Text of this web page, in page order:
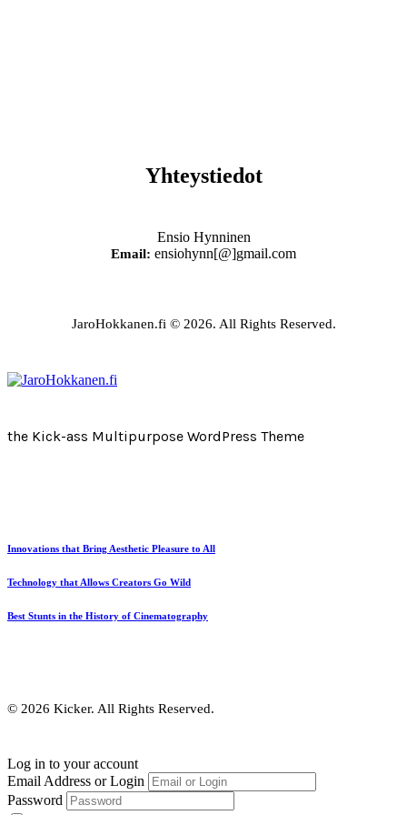
Yhteystiedot
Ensio Hynninen
Email: ensiohynn[@]gmail.com
JaroHokkanen.fi © 2026. All Rights Reserved.
the Kick-ass Multipurpose WordPress Theme
Innovations that Bring Aesthetic Pleasure to All
Technology that Allows Creators Go Wild
Best Stunts in the History of Cinematography
© 2026 Kicker. All Rights Reserved.
Log in to your account
Email Address or Login
Password